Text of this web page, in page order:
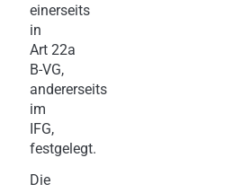
einerseits
in
Art 22a
B-VG,
andererseits
im
IFG,
festgelegt.
Die